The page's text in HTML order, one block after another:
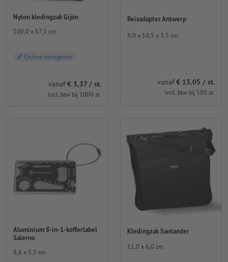
Nylon kledingzak Gijón
100,0 x 57,5 cm
Online vormgeven
vanaf€ 3,37 / st.
Incl. btw bij 1000 st.
Reisadapter Antwerp
9,0 x 10,5 x 3,5 cm
vanaf€ 13,05 / st.
Incl. btw bij 500 st.
Aluminium 8-in-1-kofferlabel
Salerno
8,6 x 5,5 cm
Kledingzak Santander
11,0 x 6,0 cm